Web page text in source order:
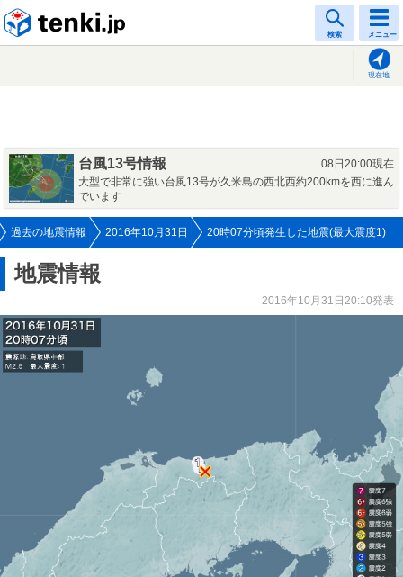
検索 メニュー
現在地
台風13号情報
08日20:00現在
大型で非常に強い台風13号が久米島の西北西約200kmを西に進ん
でいます
過去の地震情報 2016年10月31日 20時07分頃発生した地震(最大震度1)
地震情報
2016年10月31日20:10発表